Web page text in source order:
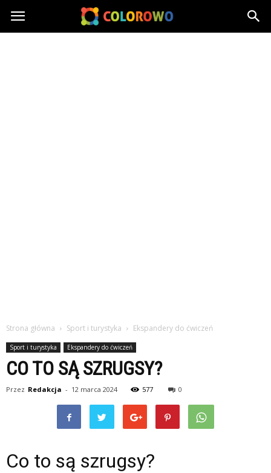
Colorowo.pl
Strona główna Sport i turystyka Ekspandery do ćwiczeń
Sport i turystyka Ekspandery do ćwiczeń
CO TO SĄ SZRUGSY?
Przez Redakcja - 12 marca 2024 577 0
Co to są szrugsy?